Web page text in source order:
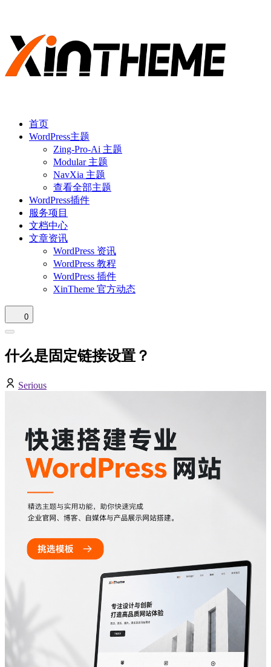
首页
WordPress主题
Zing-Pro-Ai 主题
Modular 主题
NavXia 主题
查看全部主题
WordPress插件
服务项目
文档中心
文章资讯
WordPress 资讯
WordPress 教程
WordPress 插件
XinTheme 官方动态
0
什么是固定链接设置？
Serious